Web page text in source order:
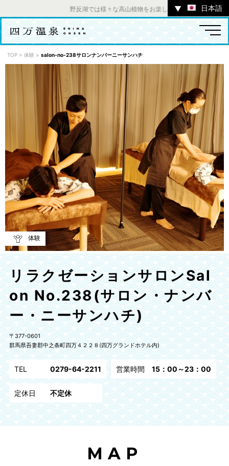
野反湖では様々な高山植物をお楽しみいただけます。 ／
▼ 日本語
スポット
体験 イベント ツアー
中之条町その他のエリア
TOP >体験 >salon-no-238サロンナンバーニーサンハチ
体験
リラクゼーションサロンSal
on No.238(サロン・ナンバ
ー・ニーサンハチ)
〒377-0601
群馬県吾妻郡中之条町四万４２２８(四万グランドホテル内)
TEL 0279-64-2211 営業時間 15：00～23：00
定休日 不定休
MAP